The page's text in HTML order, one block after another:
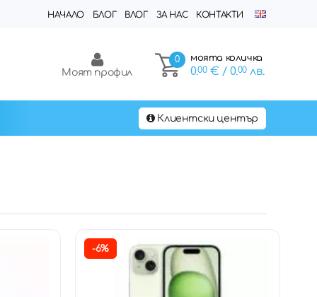
НАЧАЛО БЛОГ ВЛОГ ЗА НАС КОНТАКТИ
0 моята количка
0.00€ / 0.00лв.
Моят профил
Клиентски център
-6%